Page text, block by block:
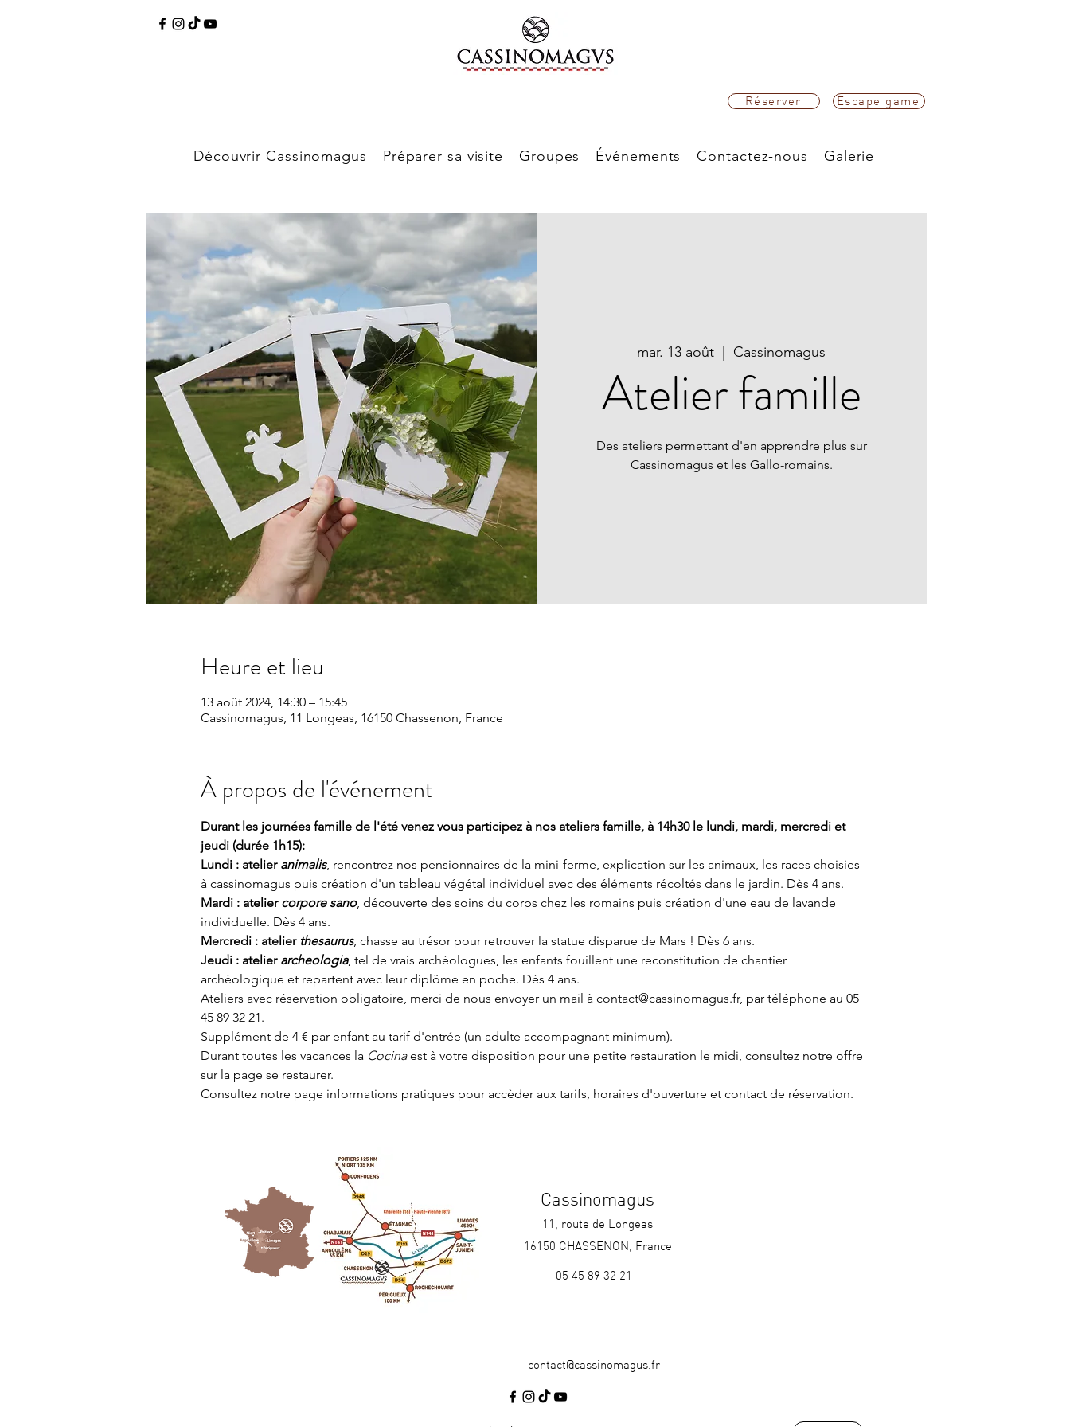
Réserver Escape game
Découvrir Cassinomagus Préparer sa visite Groupes Événements Contactez-nous Galerie
mar. 13 août
  |
Cassinomagus
Atelier famille
Des ateliers permettant d'en apprendre plus sur
Cassinomagus et les Gallo-romains.
Heure et lieu
13 août 2024, 14:30 – 15:45
Cassinomagus, 11 Longeas, 16150 Chassenon, France
À propos de l'événement
Durant les journées famille de l'été venez vous participez à nos ateliers famille, à 14h30 le lundi, mardi, mercredi et
jeudi (durée 1h15):
Lundi : atelier animalis, rencontrez nos pensionnaires de la mini-ferme, explication sur les animaux, les races choisies
à cassinomagus puis création d'un tableau végétal individuel avec des éléments récoltés dans le jardin. Dès 4 ans.
Mardi : atelier corpore sano, découverte des soins du corps chez les romains puis création d'une eau de lavande
individuelle. Dès 4 ans.
Mercredi : atelier thesaurus, chasse au trésor pour retrouver la statue disparue de Mars ! Dès 6 ans.
Jeudi : atelier archeologia, tel de vrais archéologues, les enfants fouillent une reconstitution de chantier
archéologique et repartent avec leur diplôme en poche. Dès 4 ans.
Ateliers avec réservation obligatoire, merci de nous envoyer un mail à contact@cassinomagus.fr, par téléphone au 05
45 89 32 21.
Supplément de 4 € par enfant au tarif d'entrée (un adulte accompagnant minimum).
Durant toutes les vacances la Cocina est à votre disposition pour une petite restauration le midi, consultez notre offre
sur la page se restaurer.
Consultez notre page informations pratiques pour accèder aux tarifs, horaires d'ouverture et contact de réservation.
Cassinomagus
11, route de Longeas
16150 CHASSENON, France
05 45 89 32 21
contact@cassinomagus.fr